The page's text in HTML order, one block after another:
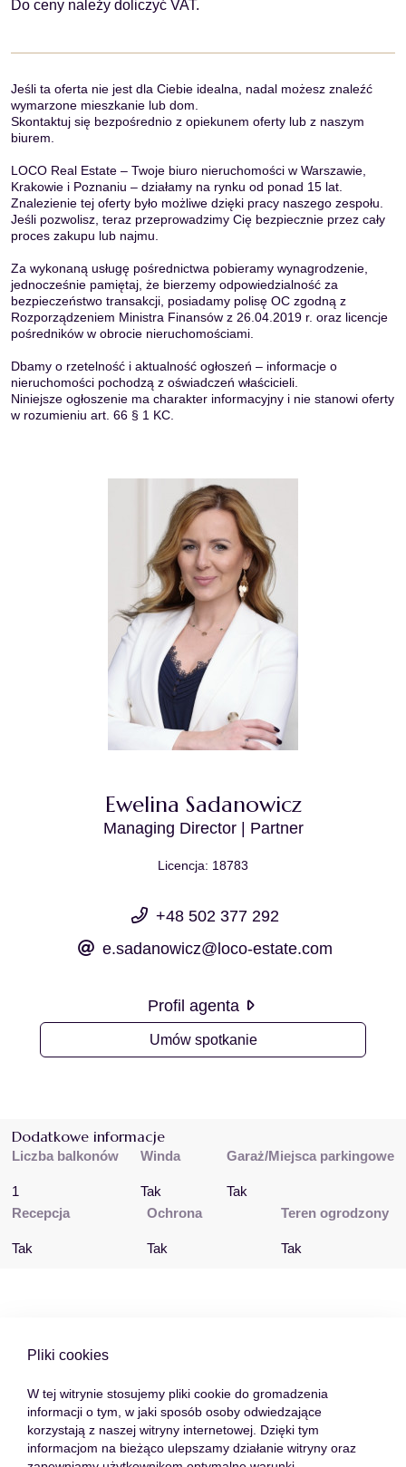
Do ceny należy doliczyć VAT.
Jeśli ta oferta nie jest dla Ciebie idealna, nadal możesz znaleźć
wymarzone mieszkanie lub dom.
Skontaktuj się bezpośrednio z opiekunem oferty lub z naszym
biurem.
LOCO Real Estate – Twoje biuro nieruchomości w Warszawie,
Krakowie i Poznaniu – działamy na rynku od ponad 15 lat.
Znalezienie tej oferty było możliwe dzięki pracy naszego zespołu.
Jeśli pozwolisz, teraz przeprowadzimy Cię bezpiecznie przez cały
proces zakupu lub najmu.
Za wykonaną usługę pośrednictwa pobieramy wynagrodzenie,
jednocześnie pamiętaj, że bierzemy odpowiedzialność za
bezpieczeństwo transakcji, posiadamy polisę OC zgodną z
Rozporządzeniem Ministra Finansów z 26.04.2019 r. oraz licencje
pośredników w obrocie nieruchomościami.
Dbamy o rzetelność i aktualność ogłoszeń – informacje o
nieruchomości pochodzą z oświadczeń właścicieli.
Niniejsze ogłoszenie ma charakter informacyjny i nie stanowi oferty
w rozumieniu art. 66 § 1 KC.
Ewelina Sadanowicz
Managing Director | Partner
Licencja: 18783
+48 502 377 292
e.sadanowicz@loco-estate.com
Profil agenta
Umów spotkanie
Dodatkowe informacje
Liczba balkonów
1
Winda
Tak
Garaż/Miejsca parkingowe
Tak
Recepcja
Tak
Ochrona
Tak
Teren ogrodzony
Tak
Pliki cookies
W tej witrynie stosujemy pliki cookie do gromadzenia
informacji o tym, w jaki sposób osoby odwiedzające
korzystają z naszej witryny internetowej. Dzięki tym
informacjom na bieżąco ulepszamy działanie witryny oraz